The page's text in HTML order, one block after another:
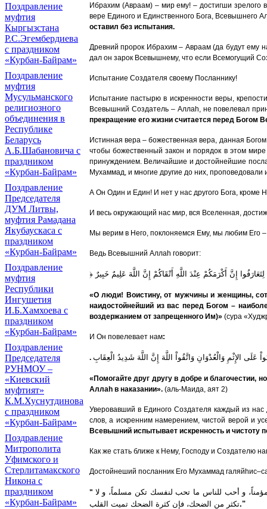
Поздравление
муфтия
Кыргызстана
Р.С.Эгембердиева
с праздником
«Курбан-Байрам»
Поздравление
муфтия
Мусульманского
религиозного
объединения в
Республике
Беларусь
А.Б.Шабановича с
праздником
«Курбан-Байрам»
Поздравление
Председателя
ДУМ Литвы,
муфтия Рамадана
Якубаускаса с
праздником
«Курбан-Байрам»
Поздравление
муфтия
Республики
Ингушетия
И.Б.Хамхоева с
праздником
«Курбан-Байрам»
Поздравление
Председателя
РУНМОУ –
«Киевский
муфтият»
К.М.Хуснутдинова
с праздником
«Курбан-Байрам»
Поздравление
Митрополита
Уфимского и
Стерлитамакского
Никона с
праздником
«Курбан-Байрам»
Ибрахим (Авраам) – мир ему! – достигши зрелого
вере Единого и Единственного Бога, Всевышнего
оставил без испытания.
Древний пророк Ибрахим – Авраам (да будут ему
дал он зарок Всевышнему, что если Всемогущий
Испытание Создателя своему Посланнику!
Испытание пастырю в искренности веры,
Всевышний Создатель – Аллаh, не повелевал
прекращение его жизни считается перед Богом
Истинная вера – божественная вера, данная
чтобы божественный закон и порядок в этом
принуждением. Величайшие и достойнейшие
Мухаммад, и многие другие до них,
А Он Один и Един! И нет у нас другого Бога, кроме
И весь окружающий нас мир, вся Вселенная,
Мы верим в Него, поклоняемся Ему, мы любим Его
Ведь Всевышний Аллаh говорит:
إِنَّ أَكْرَمَكُمْ عِنْدَ اللَّهِ أَتْقَاكُمْ إِنَّ اللَّهَ عَلِيمٌ خَبِيرٌ ﴿
«О люди! Воистину, от мужчины и женщины,
наидостойнейший из вас перед Богом –
воздержанием от запрещенного Им)» (сура
И Он повелевает нам:
. عَلَى الإِثْمِ وَالْعُدْوَانِ وَاتَّقُواْ اللَّهَ إِنَّ اللَّهَ شَدِيدُ الْعِقَابِ
«Помогайте друг другу в добре и благочестии,
Аллаh в наказании». (аль-Маида, аят 2)
Уверовавший в Единого Создателя каждый из нас
слов, а искренним намерением, чистой верой и
Всевышний испытывает искренность и чистоту
Как же стать ближе к Нему, Господу и Создателю
Достойнеший посланник Его Мухаммад галяйh
" و أحب للناس ما تحب لنفسك تكن مسلماً، و لا
تكثر من الضحك، فإن كثرة الضحك تميت القلب."